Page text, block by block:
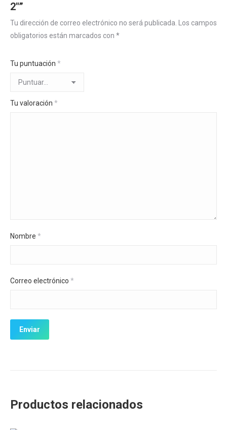
2″”
Tu dirección de correo electrónico no será publicada.
Los campos
obligatorios están marcados con *
Tu puntuación *
Tu valoración *
Nombre *
Correo electrónico *
Productos relacionados